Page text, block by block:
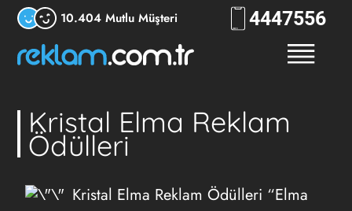
10.404 Mutlu Müşteri 4447556
Kristal Elma Reklam
Ödülleri
Kristal Elma Reklam Ödülleri “Elma